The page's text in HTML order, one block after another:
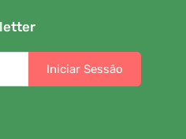
Iniciar Sessão